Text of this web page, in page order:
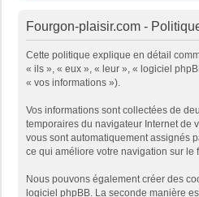
Fourgon-plaisir.com -
Cette politique explique en détail
« ils », « eux », « leur », « logiciel
« vos informations »).
Vos informations sont collectées de
temporaires du navigateur Internet de
vous sont automatiquement assignés
ce qui améliore votre navigation sur le
Nous pouvons également créer des
logiciel phpBB. La seconde manière